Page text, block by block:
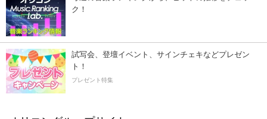
ク！
試写会、登壇イベント、サインチェキなどプレゼン
ト！
プレゼント特集